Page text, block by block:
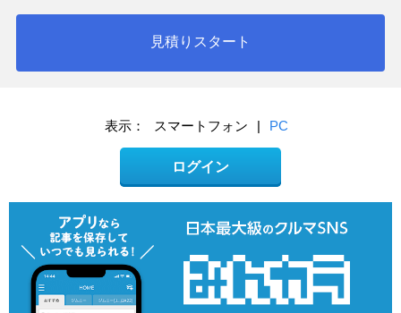
見積りスタート
表示： スマートフォン | PC
ログイン